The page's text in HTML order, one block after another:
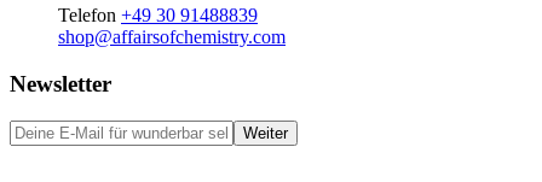
Telefon +49 30 91488839
shop@affairsofchemistry.com
Newsletter
Weiter